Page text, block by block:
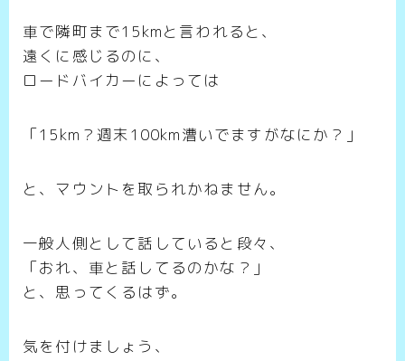
車で隣町まで15kmと言われると、
遠くに感じるのに、
ロードバイカーによっては
「15km？週末100km漕いでますがなにか？」
と、マウントを取られかねません。
一般人側として話していると段々、
「おれ、車と話してるのかな？」
と、思ってくるはず。
気を付けましょう、